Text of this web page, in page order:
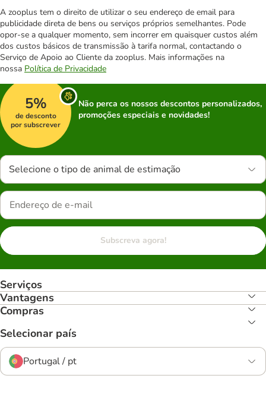
A zooplus tem o direito de utilizar o seu endereço de email para
publicidade direta de bens ou serviços próprios semelhantes. Pode
opor-se a qualquer momento, sem incorrer em quaisquer custos além
dos custos básicos de transmissão à tarifa normal, contactando o
Serviço de Apoio ao Cliente da zooplus. Mais informações na
nossa Política de Privacidade
5%
de desconto
por subscrever
Não perca os nossos descontos personalizados,
promoções especiais e novidades!
Selecione o tipo de animal de estimação
Subscreva agora!
Serviços
Vantagens
Compras
Selecionar país
Portugal / pt